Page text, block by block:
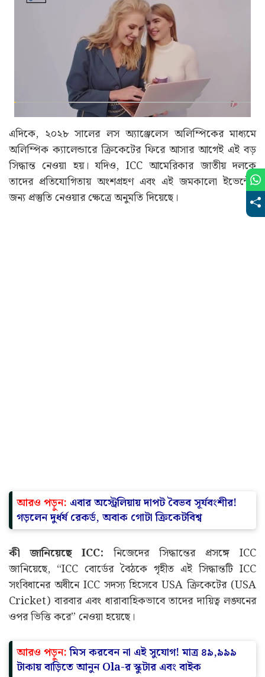
এদিকে, ২০২৮ সালের লস অ্যাঞ্জেলেস অলিম্পিকের মাধ্যমে
অলিম্পিক ক্যালেন্ডারে ক্রিকেটের ফিরে আসার আগেই এই বড়
সিদ্ধান্ত নেওয়া হয়। যদিও, ICC আমেরিকার জাতীয় দলকে
তাদের প্রতিযোগিতায় অংশগ্রহণ এবং এই জমকালো ইভেন্টের
জন্য প্রস্তুতি নেওয়ার ক্ষেত্রে অনুমতি দিয়েছে।
আরও পড়ুন: এবার অস্ট্রেলিয়ায় দাপট বৈভব সূর্যবংশীর!
গড়লেন দুর্ধর্ষ রেকর্ড, অবাক গোটা ক্রিকেটবিশ্ব
কী জানিয়েছে ICC: নিজেদের সিদ্ধান্তের প্রসঙ্গে ICC
জানিয়েছে, “ICC বোর্ডের বৈঠকে গৃহীত এই সিদ্ধান্তটি ICC
সংবিধানের অধীনে ICC সদস্য হিসেবে USA ক্রিকেটের (USA
Cricket) বারবার এবং ধারাবাহিকভাবে তাদের দায়িত্ব লঙ্ঘনের
ওপর ভিত্তি করে” নেওয়া হয়েছে।
আরও পড়ুন:মিস করবেন না এই সুযোগ! মাত্র ৪৯,৯৯৯
টাকায় বাড়িতে আনুন Ola-র স্কুটার এবং বাইক